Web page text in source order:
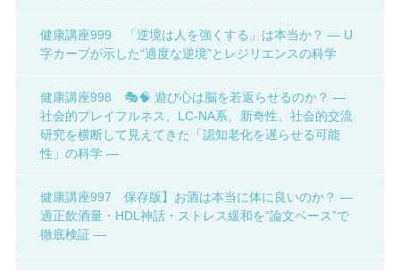
健康講座999 「逆境は人を強くする」は本当か？ ― U
字カーブが示した“適度な逆境”とレジリエンスの科学
健康講座998 🎭🧠 遊び心は脳を若返らせるのか？ ―
社会的プレイフルネス、LC-NA系、新奇性、社会的交流
研究を横断して見えてきた「認知老化を遅らせる可能
性」の科学 ―
健康講座997 保存版】お酒は本当に体に良いのか？ ―
適正飲酒量・HDL神話・ストレス緩和を“論文ベース”で
徹底検証 ―